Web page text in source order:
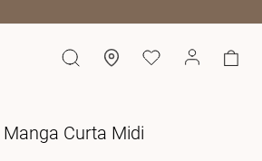
Curta Midi